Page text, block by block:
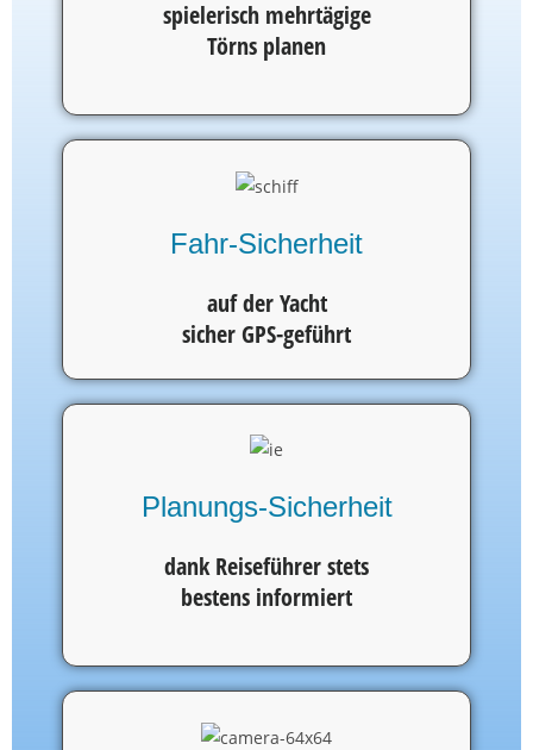
spielerisch mehrtägige
Törns planen
Fahr-Sicherheit
auf der Yacht
sicher GPS-geführt
Planungs-Sicherheit
dank Reiseführer stets
bestens informiert